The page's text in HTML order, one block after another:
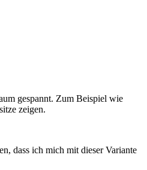
gespannt. Zum Beispiel wie
zeigen.
dass ich mich mit dieser Variante